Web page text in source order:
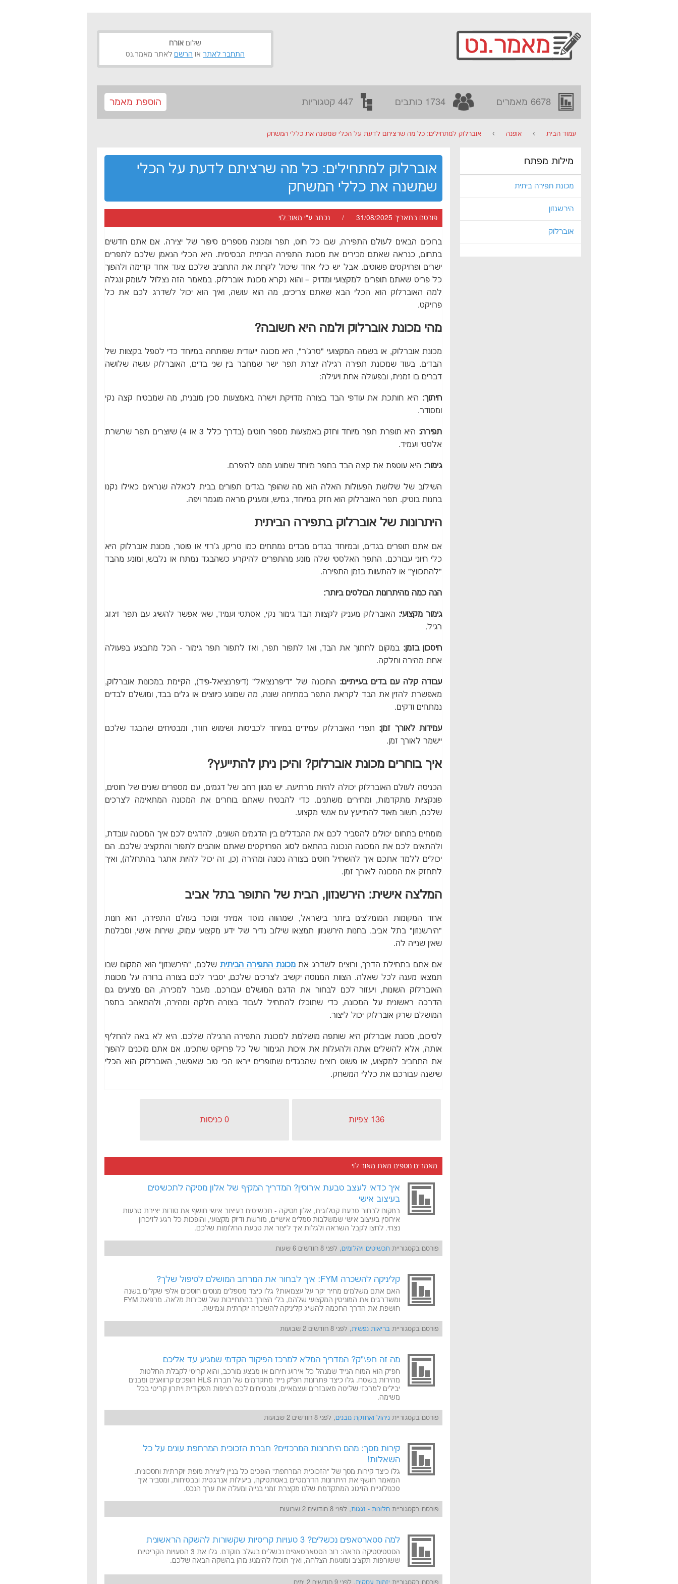
שלום אורח
התחבר לאתר או הרשם לאתר מאמר.נט
6678 מאמרים 1734 כותבים 447 קטגוריות הוספת מאמר
עמוד הבית › אופנה › אוברלוק למתחילים: כל מה שרציתם לדעת על הכלי שמשנה את כללי המשחק
מילות מפתח
מכונת תפירה ביתית
הירשנזון
אוברלוק
אוברלוק למתחילים: כל מה שרציתם לדעת על הכלי
שמשנה את כללי המשחק
פורסם בתאריך 31/08/2025 / נכתב ע"י מאור לוי
ברוכים הבאים לעולם התפירה, שבו כל חוט, תפר ומכונה מספרים סיפור של יצירה. אם אתם חדשים
בתחום, כנראה שאתם מכירים את מכונת התפירה הביתית הבסיסית. היא הכלי הנאמן שלכם לתפרים
ישרים ופרויקטים פשוטים. אבל יש כלי אחד שיכול לקחת את התחביב שלכם צעד אחד קדימה ולהפוך
כל פריט שאתם תופרים למקצועי ומדויק – והוא נקרא מכונת אוברלוק. במאמר הזה נצלול לעומק ונגלה
למה האוברלוק הוא הכלי הבא שאתם צריכים, מה הוא עושה, ואיך הוא יכול לשדרג לכם את כל
פרויקט.
מהי מכונת אוברלוק ולמה היא חשובה?
מכונת אוברלוק, או בשמה המקצועי "סרג'ר", היא מכונה ייעודית שפותחה במיוחד כדי לטפל בקצוות של
הבדים. בעוד שמכונת תפירה רגילה יוצרת תפר ישר שמחבר בין שני בדים, האוברלוק עושה שלושה
דברים בו זמנית, ובפעולה אחת ויעילה:
חיתוך: היא חותכת את עודפי הבד בצורה מדויקת וישרה באמצעות סכין מובנית, מה שמבטיח קצה נקי
ומסודר.
תפירה:
היא תופרת תפר מיוחד וחזק באמצעות מספר חוטים (בדרך כלל 3 או 4) שיוצרים תפר שרשרת
אלסטי ועמיד.
גימור: היא עוטפת את קצה הבד בתפר מיוחד שמונע ממנו להיפרם.
השילוב של שלושת הפעולות האלה הוא מה שהופך בגדים תפורים בבית לכאלה שנראים כאילו נקנו
בחנות בוטיק. תפר האוברלוק הוא חזק במיוחד, גמיש, ומעניק מראה מוגמר ויפה.
היתרונות של אוברלוק בתפירה הביתית
אם אתם תופרים בגדים, ובמיוחד בגדים מבדים נמתחים כמו טריקו, ג'רזי או פוטר, מכונת אוברלוק היא
כלי חיוני עבורכם. התפר האלסטי שלה מונע מהתפרים להיקרע כשהבגד נמתח או נלבש, ומונע מהבד
"להתכווץ" או להתעוות בזמן התפירה.
הנה כמה מהיתרונות הבולטים ביותר:
גימור מקצועי: האוברלוק מעניק לקצוות הבד גימור נקי, אסתטי ועמיד, שאי אפשר להשיג עם תפר זיגזג
רגיל.
חיסכון בזמן: במקום לחתוך את הבד, ואז לתפור תפר, ואז לתפור תפר גימור - הכל מתבצע בפעולה
אחת מהירה וחלקה.
עבודה קלה עם בדים בעייתיים: התכונה של "דיפרנציאל" (דיפרנציאל-פיד), הקיימת במכונות אוברלוק,
מאפשרת להזין את הבד לקראת התפר במתיחה שונה, מה שמונע כיווצים או גלים בבד, ומושלם לבדים
נמתחים ודקים.
עמידות לאורך זמן: תפרי האוברלוק עמידים במיוחד לכביסות ושימוש חוזר, ומבטיחים שהבגד שלכם
יישמר לאורך זמן.
איך בוחרים מכונת אוברלוק? והיכן ניתן להתייעץ?
הכניסה לעולם האוברלוק יכולה להיות מרתיעה. יש מגוון רחב של דגמים, עם מספרים שונים של חוטים,
פונקציות מתקדמות, ומחירים משתנים. כדי להבטיח שאתם בוחרים את המכונה המתאימה לצרכים
שלכם, חשוב מאוד להתייעץ עם אנשי מקצוע.
מומחים בתחום יכולים להסביר לכם את ההבדלים בין הדגמים השונים, להדגים לכם איך המכונה עובדת,
ולהתאים לכם את המכונה הנכונה בהתאם לסוג הפרויקטים שאתם אוהבים לתפור והתקציב שלכם. הם
יכולים ללמד אתכם איך להשחיל חוטים בצורה נכונה ומהירה (כן, זה יכול להיות אתגר בהתחלה), ואיך
לתחזק את המכונה לאורך זמן.
המלצה אישית: הירשנזון, הבית של התופר בתל אביב
אחד המקומות המומלצים ביותר בישראל, שמהווה מוסד אמיתי ומוכר בעולם התפירה, הוא חנות
"הירשנזון" בתל אביב. בחנות הירשנזון תמצאו שילוב נדיר של ידע מקצועי עמוק, שירות אישי, וסבלנות
שאין שנייה לה.
אם אתם בתחילת הדרך, ורוצים לשדרג אתמכונת התפירה הביתית שלכם, "הירשנזון" הוא המקום שבו
תמצאו מענה לכל שאלה. הצוות המנוסה יקשיב לצרכים שלכם, יסביר לכם בצורה ברורה על מכונות
האוברלוק השונות, ויעזור לכם לבחור את הדגם המושלם עבורכם. מעבר למכירה, הם מציעים גם
הדרכה ראשונית על המכונה, כדי שתוכלו להתחיל לעבוד בצורה חלקה ומהירה, ולהתאהב בתפר
המושלם שרק אוברלוק יכול ליצור.
לסיכום, מכונת אוברלוק היא שותפה מושלמת למכונת התפירה הרגילה שלכם. היא לא באה להחליף
אותה, אלא להשלים אותה ולהעלות את איכות הגימור של כל פרויקט שתכינו. אם אתם מוכנים להפוך
את התחביב למקצוע, או פשוט רוצים שהבגדים שתופרים ייראו הכי טוב שאפשר, האוברלוק הוא הכלי
שישנה עבורכם את כללי המשחק.
136 צפיות 0 כניסות
מאמרים נוספים מאת מאור לוי
איך כדאי לעצב טבעת אירוסין? המדריך המקיף של אלון מסיקה לתכשיטים
בעיצוב אישי
במקום לבחור טבעת קטלוגית, אלון מסיקה - תכשיטים בעיצוב אישי חושף את סודות יצירת טבעות
אירוסין בעיצוב אישי שמשלבות סמלים אישיים, מורשת ודיוק מקצועי, והופכות כל רגע לזיכרון
נצחי. לחצו לקבל השראה ולגלות איך ליצור את טבעת החלומות שלכם.
פורסם בקטגוריית תכשיטים ויהלומים, לפני 8 חודשים 6 שעות
קליניקה להשכרה FYM: איך לבחור את המרחב המושלם לטיפול שלך?
האם אתם משלמים מחיר יקר על עצמאות? גלו כיצד מטפלים מנוסים חוסכים אלפי שקלים בשנה
ומשדרגים את המוניטין המקצועי שלהם, בלי הצורך בהתחייבות של שכירות מלאה. מרפאת FYM
חושפת את הדרך החכמה להשיג קליניקה להשכרה יוקרתית וגמישה.
פורסם בקטגוריית בריאות נפשית, לפני 8 חודשים 2 שבועות
מה זה חפ\"ק? המדריך המלא למרכז הפיקוד הקדמי שמגיע עד אליכם
חפ"ק הוא המוח הנייד שמנהל כל אירוע חירום או מבצע מורכב, והוא קריטי לקבלת החלטות
מהירות בשטח. גלו כיצד פתרונות חפ"ק נייד מתקדמים של חברת HLS הופכים קרוואנים ומבנים
יבילים למרכזי שליטה מאובזרים ועצמאיים, ומבטיחים לכם רציפות תפקודית ויתרון קריטי בכל
משימה.
פורסם בקטגוריית ניהול ואחזקת מבנים, לפני 8 חודשים 2 שבועות
קירות מסך: מהם היתרונות המרכזיים? חברת הזכוכית המרחפת עונים על כל
השאלות!
גלו כיצד קירות מסך של "הזכוכית המרחפת" הופכים כל בניין ליצירת מופת יוקרתית וחסכונית.
המאמר חושף את היתרונות הדרמטיים באסתטיקה, ביעילות אנרגטית ובבטיחות, ומסביר איך
טכנולוגיית הזיגוג המתקדמת שלנו מקצרת זמני בנייה ומעלה את ערך הנכס.
פורסם בקטגוריית חלונות - זגגות, לפני 8 חודשים 2 שבועות
למה סטארטאפים נכשלים? 3 טעויות קריטיות שקשורות להשקה הראשונית
הסטטיסטיקה מראה: רוב הסטארטאפים נכשלים בשלב מוקדם. גלו את 3 הטעויות הקריטיות
ששורפות תקציב ומונעות הצלחה, ואיך תוכלו להימנע מהן בהשקה הבאה שלכם.